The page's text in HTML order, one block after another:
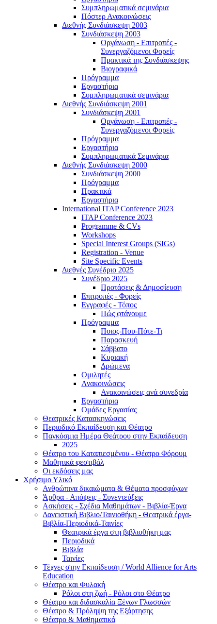
Συμπληρωματικά σεμινάρια
Πόστερ Ανακοινώσεις
Διεθνής Συνδιάσκεψη 2003
Συνδιάσκεψη 2003
Οργάνωση - Επιτροπές -
Συνεργαζόμενοι Φορείς
Πρακτικά της Συνδιάσκεψης
Βιογραφικά
Πρόγραμμα
Εργαστήρια
Συμπληρωματικά σεμινάρια
Διεθνής Συνδιάσκεψη 2001
Συνδιάσκεψη 2001
Οργάνωση - Επιτροπές -
Συνεργαζόμενοι Φορείς
Πρόγραμμα
Εργαστήρια
Συμπληρωματικά Σεμινάρια
Διεθνής Συνδιάσκεψη 2000
Συνδιάσκεψη 2000
Πρόγραμμα
Πρακτικά
Εργαστήρια
International ITAP Conference 2023
ITAP Conference 2023
Programme & CVs
Workshops
Special Interest Groups (SIGs)
Registration - Venue
Site Specific Events
Διεθνές Συνέδριο 2025
Συνέδριο 2025
Προτάσεις & Δημοσίευση
Επιτροπές - Φορείς
Εγγραφές - Τόπος
Πώς φτάνουμε
Πρόγραμμα
Ποιος-Που-Πότε-Τι
Παρασκευή
Σάββατο
Κυριακή
Δρώμενα
Ομιλητές
Ανακοινώσεις
Ανακοινώσεις ανά συνεδρία
Εργαστήρια
Ομάδες Εργασίας
Θεατρικές Κατασκηνώσεις
Περιοδικό Εκπαίδευση και Θέατρο
Παγκόσμια Ημέρα Θεάτρου στην Εκπαίδευση
2025
Θέατρο του Καταπιεσμένου - Θέατρο Φόρουμ
Μαθητικά φεστιβάλ
Οι εκδόσεις μας
Χρήσιμο Υλικό
Ανθρώπινα δικαιώματα & Θέματα προσφύγων
Άρθρα - Απόψεις - Συνεντεύξεις
Ασκήσεις - Σχέδια Μαθημάτων - Βιβλία-Έργα
Δανειστική Βιβλιο/Ταινιοθήκη - Θεατρικά έργα-
Βιβλία-Περιοδικά-Ταινίες
Θεατρικά έργα στη βιβλιοθήκη μας
Περιοδικά
Βιβλία
Ταινίες
Τέχνες στην Εκπαίδευση / World Allience for Arts
Education
Θέατρο και Φυλακή
Ρόλοι στη ζωή - Ρόλοι στο Θέατρο
Θέατρο και διδασκαλία Ξένων Γλωσσών
Θέατρο & Πρόληψη της Εξάρτησης
Θέατρο & Μαθηματικά